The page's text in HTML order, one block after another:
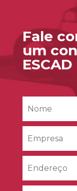
Fale
um
ESCAD